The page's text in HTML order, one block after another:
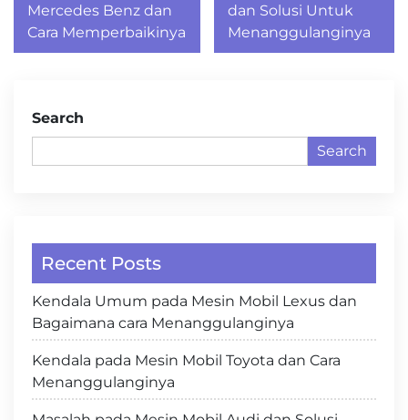
Mercedes Benz dan
Cara Memperbaikinya
dan Solusi Untuk
Menanggulanginya
Search
Search
Recent Posts
Kendala Umum pada Mesin Mobil Lexus dan
Bagaimana cara Menanggulanginya
Kendala pada Mesin Mobil Toyota dan Cara
Menanggulanginya